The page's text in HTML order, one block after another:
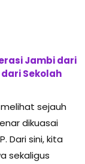
Jambi dari
dari Sekolah
sejauh
dikuasai
Dari sini, kita
sekaligus